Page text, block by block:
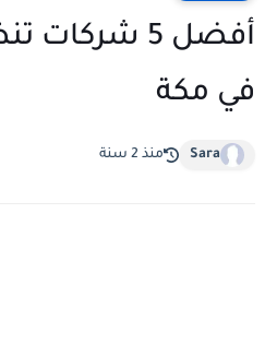
أفضل 5
في مكة
Sara منذ 2 سنة